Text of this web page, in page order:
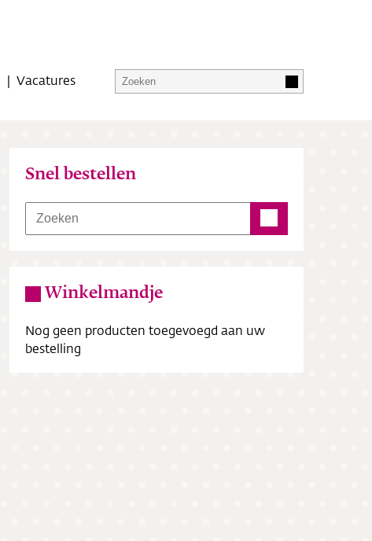
Vacatures
Snel bestellen
Winkelmandje
Nog geen producten toegevoegd aan uw
bestelling